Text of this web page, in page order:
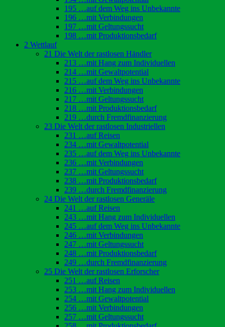
195 …auf dem Weg ins Unbekannte
196 …mit Verbindungen
197 …mit Geltungssucht
198 …mit Produktionsbedarf
2 Wettlauf
21 Die Welt der rastlosen Händler
213 …mit Hang zum Individuellen
214 …mit Gewaltpotential
215 …auf dem Weg ins Unbekannte
216 …mit Verbindungen
217 …mit Geltungssucht
218 …mit Produktionsbedarf
219 …durch Fremdfinanzierung
23 Die Welt der rastlosen Industriellen
231 …auf Reisen
234 …mit Gewaltpotential
235 …auf dem Weg ins Unbekannte
236 …mit Verbindungen
237 …mit Geltungssucht
238 …mit Produktionsbedarf
239 …durch Fremdfinanzierung
24 Die Welt der rastlosen Generäle
241 …auf Reisen
243 …mit Hang zum Individuellen
245 …auf dem Weg ins Unbekannte
246 …mit Verbindungen
247 …mit Geltungssucht
248 …mit Produktionsbedarf
249 …durch Fremdfinanzierung
25 Die Welt der rastlosen Erforscher
251 …auf Reisen
253 …mit Hang zum Individuellen
254 …mit Gewaltpotential
256 …mit Verbindungen
257 …mit Geltungssucht